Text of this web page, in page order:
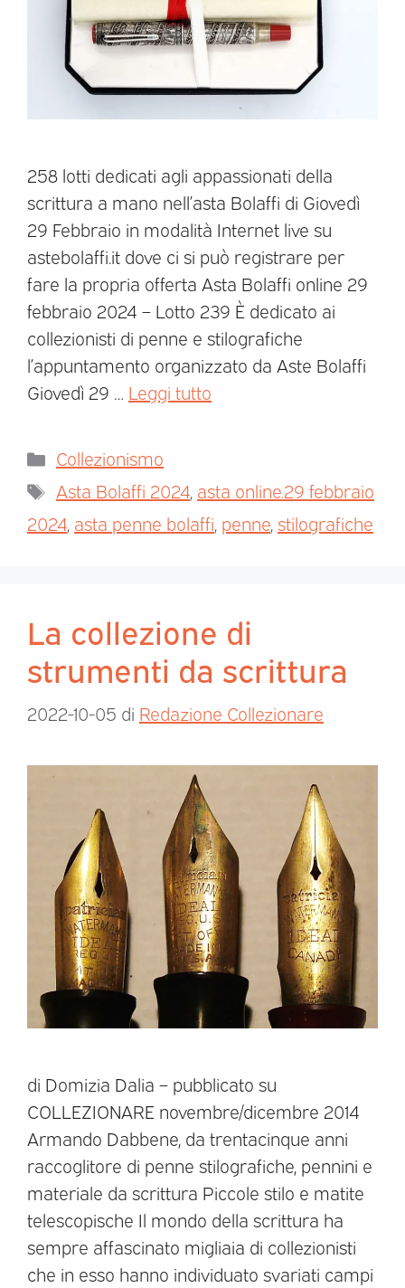
258 lotti dedicati agli appassionati della
scrittura a mano nell’asta Bolaffi di Giovedì
29 Febbraio in modalità Internet live su
astebolaffi.it dove ci si può registrare per
fare la propria offerta Asta Bolaffi online 29
febbraio 2024 – Lotto 239 È dedicato ai
collezionisti di penne e stilografiche
l’appuntamento organizzato da Aste Bolaffi
Giovedì 29 … Leggi tutto
Collezionismo
Asta Bolaffi 2024, asta online.29 febbraio
2024, asta penne bolaffi, penne,stilografiche
La collezione di
strumenti da scrittura
2022-10-05 di Redazione Collezionare
di Domizia Dalia – pubblicato su
COLLEZIONARE novembre/dicembre 2014
Armando Dabbene, da trentacinque anni
raccoglitore di penne stilografiche, pennini e
materiale da scrittura Piccole stilo e matite
telescopische Il mondo della scrittura ha
sempre affascinato migliaia di collezionisti
che in esso hanno individuato svariati campi